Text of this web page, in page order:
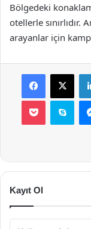
Bölgedeki
otellerle sınırlıdır.
arayanlar için
Facebook
X
Pocket
Kayıt Ol